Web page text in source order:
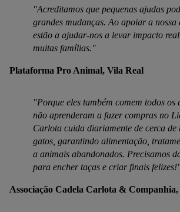
"Acreditamos que pequenas ajudas
grandes mudanças. Ao apoiar a nossa
estão a ajudar-nos a levar impacto
muitas famílias."
Plataforma Pro Animal, Vila Real
"Porque eles também comem todos
não aprenderam a fazer compras no
Carlota cuida diariamente de cerca de
gatos, garantindo alimentação,
a animais abandonados. Precisamos
para encher taças e criar finais
Associação Cadela Carlota &